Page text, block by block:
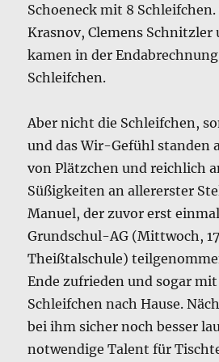
Schoeneck mit 8 Schleifchen.
Krasnov, Clemens Schnitzler
kamen in der
Schleifchen.
Aber nicht die Schleifchen,
und das Wir-Gefühl standen
von Plätzchen und reichlich
Süßigkeiten an allererster
Manuel, der zuvor erst
Grundschul-AG (Mittwoch,
Theißtalschule)
Ende zufrieden und sogar
Schleifchen nach Hause.
bei ihm sicher noch besser
notwendige Talent für